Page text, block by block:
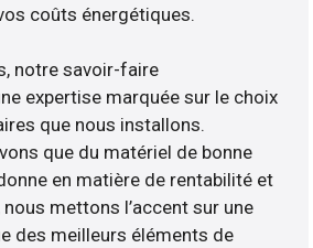
coûts énergétiques.
notre savoir-faire
expertise marquée sur le choix
que nous installons.
que du matériel de bonne
en matière de rentabilité et
nous mettons l’accent sur une
des meilleurs éléments de